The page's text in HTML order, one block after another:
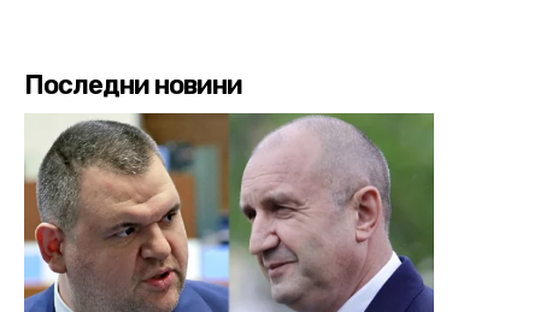
Последни новини